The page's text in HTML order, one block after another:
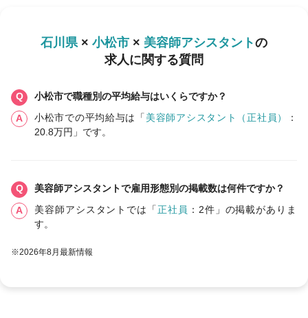
石川県× 小松市 × 美容師アシスタントの
求人に関する質問
小松市で職種別の平均給与はいくらですか？
小松市での平均給与は「 美容師アシスタント（正社員）
：
20.8万円」です。
美容師アシスタントで雇用形態別の掲載数は何件ですか？
美容師アシスタントでは「正社員 ：2件」の掲載がありま
す。
※2026年8月最新情報